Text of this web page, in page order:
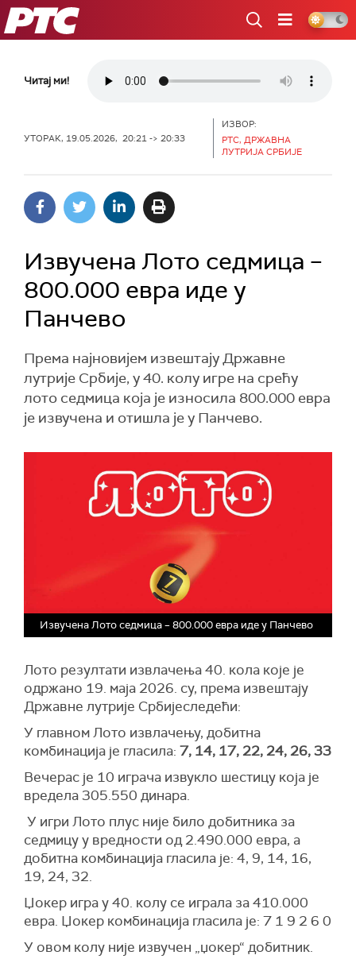
РТС
Читај ми!
УТОРАК, 19.05.2026, 20:21 -> 20:33
ИЗВОР:
РТС, ДРЖАВНА
ЛУТРИЈА СРБИЈЕ
Извучена Лото седмица –
800.000 евра иде у
Панчево
Према најновијем извештају Државне
лутрије Србије, у 40. колу игре на срећу
лото седмица која је износила 800.000 евра
је извучена и отишла је у Панчево.
Извучена Лото седмица – 800.000 евра иде у Панчево
Лото резултати извлачења 40. кола које је
одржано 19. маја 2026. су, према извештају
Државне лутрије Србијеследећи:
У главном Лото извлачењу, добитна
комбинација је гласила: 7, 14, 17, 22, 24, 26, 33
Вечерас је 10 играча извукло шестицу која је
вредела 305.550 динара.
У игри Лото плус није било добитника за
седмицу у вредности од 2.490.000 евра, а
добитна комбинација гласила је: 4, 9, 14, 16,
19, 24, 32.
Џокер игра у 40. колу се играла за 410.000
евра. Џокер комбинација гласила је: 7 1 9 2 6 0
У овом колу није извучен „џокер“ добитник.